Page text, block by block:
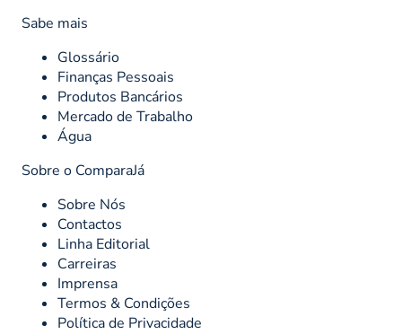
Sabe mais
Glossário
Finanças Pessoais
Produtos Bancários
Mercado de Trabalho
Água
Sobre o ComparaJá
Sobre Nós
Contactos
Linha Editorial
Carreiras
Imprensa
Termos & Condições
Política de Privacidade